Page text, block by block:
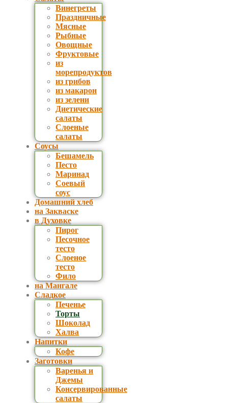
Винегреты
Праздничные
Мясные
Рыбные
Овощные
Фруктовые
из
морепродуктов
из грибов
из макарон
из зелени
Диетические
салаты
Слоеные
салаты
Соусы
Бешамель
Песто
Маринад
Соевый
соус
Домашний хлеб
на Закваске
в Духовке
Пирог
Песочное
тесто
Слоеное
тесто
Фило
на Мангале
Сладкое
Печенье
Торты
Шоколад
Халва
Напитки
Кофе
Заготовки
Варенья и
Джемы
Консервированные
салаты